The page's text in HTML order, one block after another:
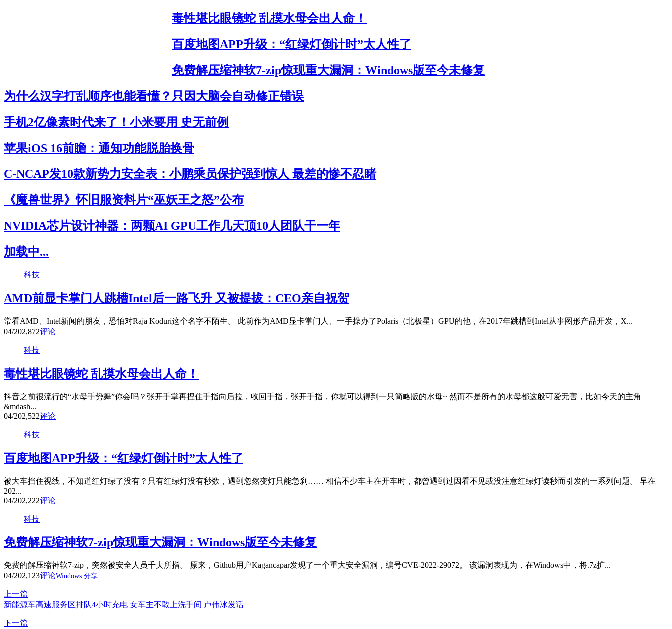
毒性堪比眼镜蛇 乱摸水母会出人命！
百度地图APP升级：“红绿灯倒计时”太人性了
免费解压缩神软7-zip惊现重大漏洞：Windows版至今未修复
为什么汉字打乱顺序也能看懂？只因大脑会自动修正错误
手机2亿像素时代来了！小米要用 史无前例
苹果iOS 16前瞻：通知功能脱胎换骨
C-NCAP发10款新势力安全表：小鹏乘员保护强到惊人 最差的惨不忍睹
《魔兽世界》怀旧服资料片“巫妖王之怒”公布
NVIDIA芯片设计神器：两颗AI GPU工作几天顶10人团队干一年
加载中...
科技
AMD前显卡掌门人跳槽Intel后一路飞升 又被提拔：CEO亲自祝贺
常看AMD、Intel新闻的朋友，恐怕对Raja Koduri这个名字不陌生。 此前作为AMD显卡掌门人、一手操办了Polaris（北极星）GPU的他，在2017年跳槽到Intel从事图形产品开发，X...
04/202,872评论
科技
毒性堪比眼镜蛇 乱摸水母会出人命！
抖音之前很流行的“水母手势舞”你会吗？张开手掌再捏住手指向后拉，收回手指，张开手指，你就可以得到一只简略版的水母~ 然而不是所有的水母都这般可爱无害，比如今天的主角
&mdash...
04/202,522评论
科技
百度地图APP升级：“红绿灯倒计时”太人性了
被大车挡住视线，不知道红灯绿了没有？只有红绿灯没有秒数，遇到忽然变灯只能急刹…… 相信不少车主在开车时，都曾遇到过因看不见或没注意红绿灯读秒而引发的一系列问题。 早在
202...
04/202,222评论
科技
免费解压缩神软7-zip惊现重大漏洞：Windows版至今未修复
免费的解压缩神软7-zip，突然被安全人员千夫所指。 原来，Github用户Kagancapar发现了一个重大安全漏洞，编号CVE-2022-29072。 该漏洞表现为，在Windows中，将.7z扩...
04/202,123评论Windows 分享
上一篇
新能源车高速服务区排队4小时充电 女车主不敢上洗手间 卢伟冰发话
下一篇